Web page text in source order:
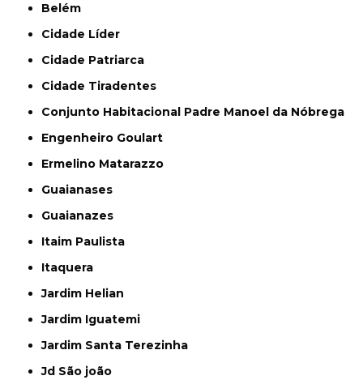
Belém
Cidade Líder
Cidade Patriarca
Cidade Tiradentes
Conjunto Habitacional Padre Manoel da Nóbrega
Engenheiro Goulart
Ermelino Matarazzo
Guaianases
Guaianazes
Itaim Paulista
Itaquera
Jardim Helian
Jardim Iguatemi
Jardim Santa Terezinha
Jd São joão